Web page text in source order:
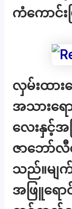
ကံကောင်းပ
လှမ်းထာ
အသားရေ
လေးနှင့်အ
ဇာဘော်
သည်။မျ
အဖြူရေ